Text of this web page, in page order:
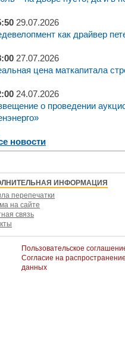
29.07.2026
как драйвер
27.07.2026
цена маткапитала
24.07.2026
о проведении
новости
ИНФОРМАЦИЯ
перепечатки
на сайте
связь
Пользовательское
Согласие на
данных